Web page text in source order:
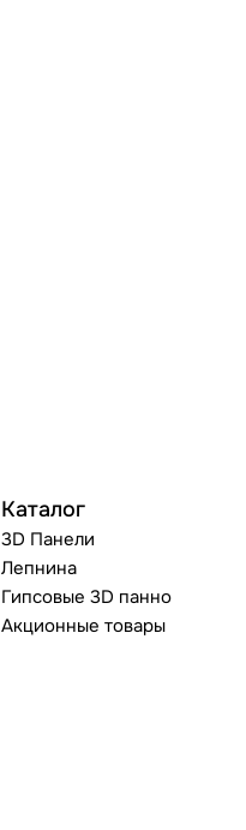
Каталог
3D Панели
Лепнина
Гипсовые 3D панно
Акционные товары